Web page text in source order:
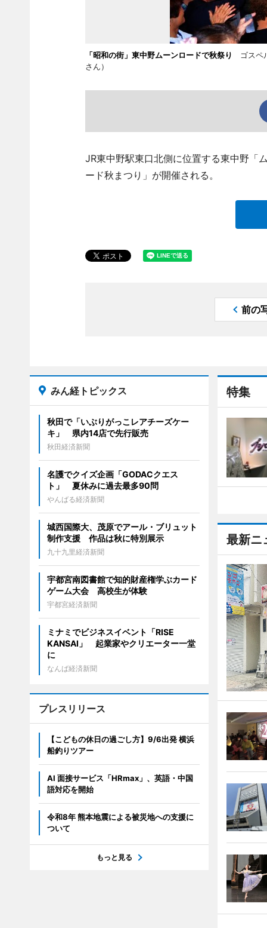
「昭和の街」東中野ムーンロードで秋祭り ゴスペ
さん）
JR東中野駅東口北側に位置する東中野「
ード秋まつり」が開催される。
前の
特集
最新ニ
みん経トピックス
秋田で「いぶりがっこレアチーズケー
キ」 県内14店で先行販売
秋田経済新聞
名護でクイズ企画「GODACクエス
ト」 夏休みに過去最多90問
やんばる経済新聞
城西国際大、茂原でアール・ブリュット
制作支援 作品は秋に特別展示
九十九里経済新聞
宇都宮南図書館で知的財産権学ぶカード
ゲーム大会 高校生が体験
宇都宮経済新聞
ミナミでビジネスイベント「RISE
KANSAI」 起業家やクリエーター一堂
に
なんば経済新聞
プレスリリース
【こどもの休日の過ごし方】9/6出発 横浜
船釣りツアー
AI 面接サービス「HRmax」、英語・中国
語対応を開始
令和8年 熊本地震による被災地への支援に
ついて
もっと見る